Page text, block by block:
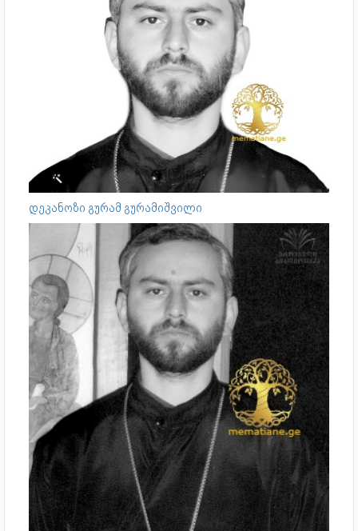
დეკანოზი გურამ გურამიშვილი